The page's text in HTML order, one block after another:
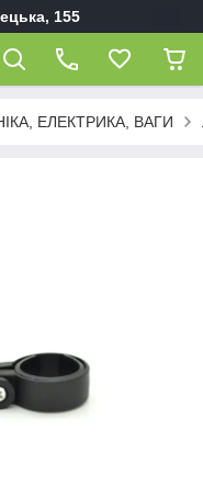
155
ЕЛЕКТРИКА, ВАГИ